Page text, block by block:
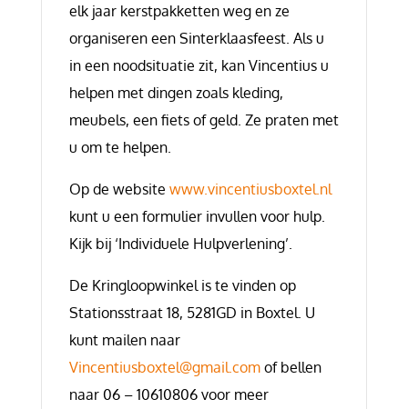
elk jaar kerstpakketten weg en ze
organiseren een Sinterklaasfeest. Als u
in een noodsituatie zit, kan Vincentius u
helpen met dingen zoals kleding,
meubels, een fiets of geld. Ze praten met
u om te helpen.
Op de website www.vincentiusboxtel.nl
kunt u een formulier invullen voor hulp.
Kijk bij ‘Individuele Hulpverlening’.
De Kringloopwinkel is te vinden op
Stationsstraat 18, 5281GD in Boxtel. U
kunt mailen naar
Vincentiusboxtel@gmail.comof bellen
naar 06 – 10610806 voor meer